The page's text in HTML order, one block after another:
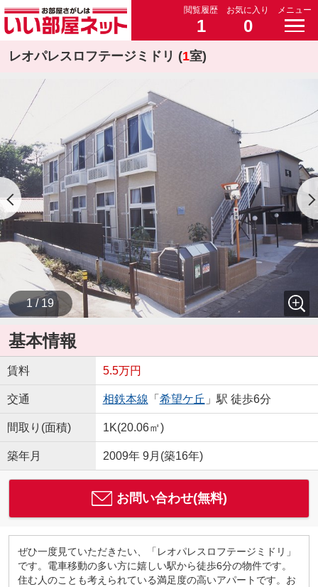
閲覧履歴
1
お気に入り
0
メニュー
レオパレスロフテージミドリ (1室)
1 / 19
基本情報
賃料 5.5万円
交通 相鉄本線 「 希望ケ丘 」駅 徒歩6分
間取り(面積) 1K(20.06㎡)
築年月 2009年 9月(築16年)
お問い合わせ(無料)
ぜひ一度見ていただきたい、「レオパレスロフテージミドリ」
です。電車移動の多い方に嬉しい駅から徒歩6分の物件です。
住む人のことも考えられている満足度の高いアパートです。お